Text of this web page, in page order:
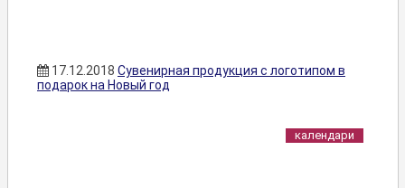
17.12.2018 Сувенирная продукция с логотипом в
подарок на Новый год
календари